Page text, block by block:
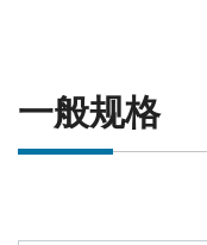
一般规格